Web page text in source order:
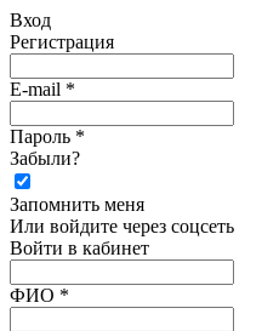
Вход
Регистрация
E-mail *
Пароль *
Забыли?
Запомнить меня
Или войдите через соцсеть
Войти в кабинет
ФИО *